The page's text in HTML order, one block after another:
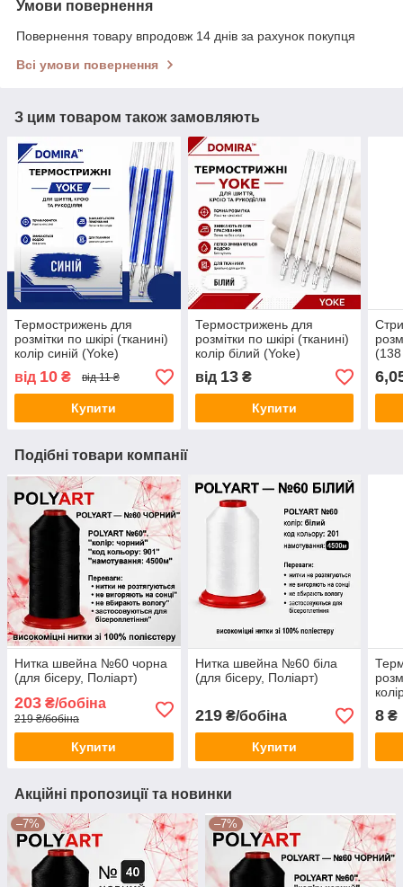
Умови повернення
Повернення товару впродовж 14 днів за рахунок покупця
Всі умови повернення
З цим товаром також замовляють
Термострижень для
розмітки по шкірі (тканині)
колір синій (Yoke)
від 10 ₴ від 11 ₴
Купити
Термострижень для
розмітки по шкірі (тканині)
колір білий (Yoke)
від 13₴
Купити
Подібні товари компанії
Нитка швейна №60 чорна
(для бісеру, Поліарт)
203 ₴/бобіна
219 ₴/бобіна
Купити
Нитка швейна №60 біла
(для бісеру, Поліарт)
219₴/бобіна
Купити
8 ₴
Акційні пропозиції та новинки
–7% –7%